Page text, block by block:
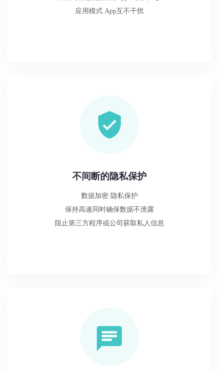
应用模式 App互不干扰
不间断的隐私保护
数据加密 隐私保护
保持高速同时确保数据不泄露
阻止第三方程序或公司获取私人信息